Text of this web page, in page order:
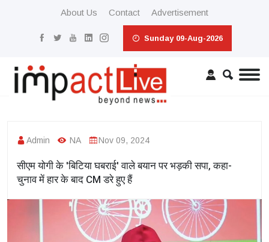
About Us Contact Advertisement
Sunday 09-Aug-2026
Admin NA Nov 09, 2024
सीएम योगी के 'बिटिया घबराई' वाले बयान पर भड़की सपा, कहा-
चुनाव में हार के बाद CM डरे हुए हैं